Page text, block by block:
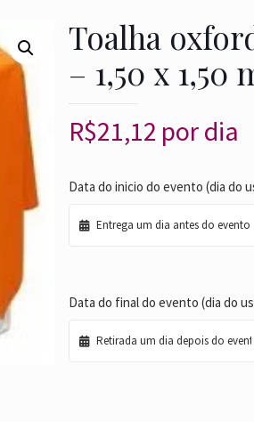
Toalha
– 1,50 x 1,50
R$21,12 por dia
Data do inicio do evento (dia do
Data do final do evento (dia do